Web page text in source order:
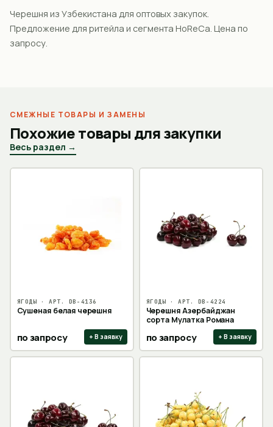
Черешня из Узбекистана для оптовых закупок.
Предложение для ритейла и сегмента HoReCa. Цена по
запросу.
СМЕЖНЫЕ ТОВАРЫ И ЗАМЕНЫ
Похожие товары для закупки
Весь раздел →
ЯГОДЫ · АРТ. DB-4136
Сушеная белая черешня
по запросу + В заявку
ЯГОДЫ · АРТ. DB-4224
Черешня Азербайджан
сорта Мулатка Романа
по запросу + В заявку